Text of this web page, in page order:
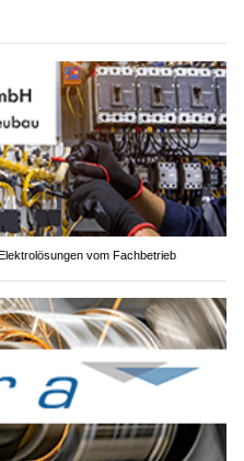
vom Fachbetrieb